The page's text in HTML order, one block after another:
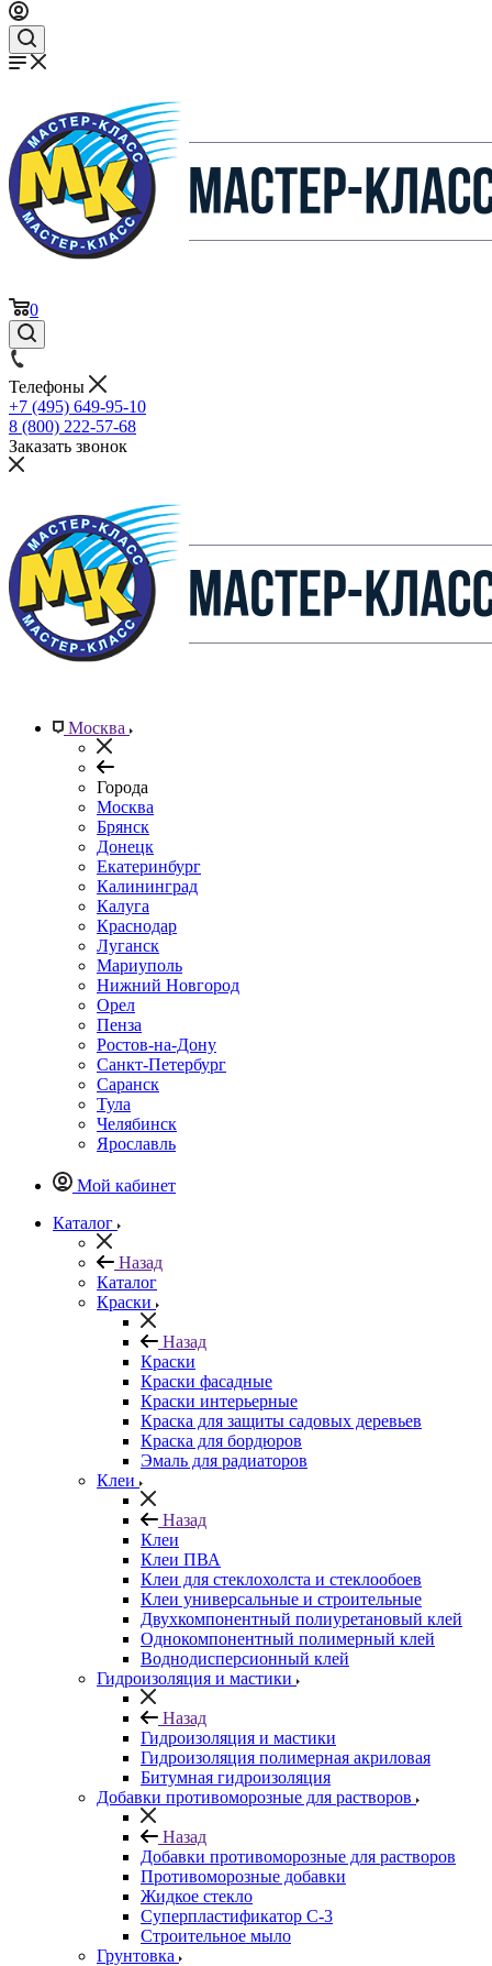
0
Телефоны
+7 (495) 649-95-10
8 (800) 222-57-68
Заказать звонок
Москва
Города
Москва
Брянск
Донецк
Екатеринбург
Калининград
Калуга
Краснодар
Луганск
Мариуполь
Нижний Новгород
Орел
Пенза
Ростов-на-Дону
Санкт-Петербург
Саранск
Тула
Челябинск
Ярославль
Мой кабинет
Каталог
Назад
Каталог
Краски
Назад
Краски
Краски фасадные
Краски интерьерные
Краска для защиты садовых деревьев
⁠Краска для бордюров
Эмаль для радиаторов
Клеи
Назад
Клеи
Клеи ПВА
Клеи для стеклохолста и стеклообоев
Клеи универсальные и строительные
Двухкомпонентный полиуретановый клей
Однокомпонентный полимерный клей
Воднодисперсионный клей
Гидроизоляция и мастики
Назад
Гидроизоляция и мастики
Гидроизоляция полимерная акриловая
Битумная гидроизоляция
Добавки противоморозные для растворов
Назад
Добавки противоморозные для растворов
Противоморозные добавки
Жидкое стекло
Суперпластификатор С-3
Строительное мыло
Грунтовка